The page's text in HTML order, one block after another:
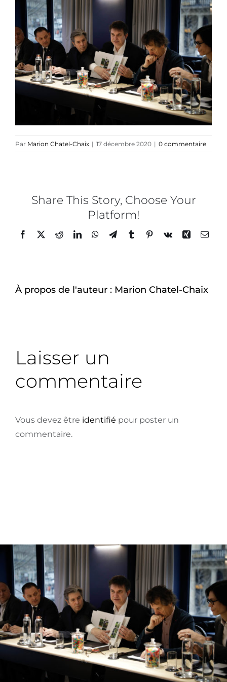
Collaborations
Direction créative
TEDx
À-propos
Par Marion Chatel-Chaix | 17 décembre 2020 | 0 commentaire
Share This Story, Choose Your
Platform!
Facebook
TwitterRedditLinkedInWhatsApp
TelegramTumblrPinterest
Vk Xing Email
À propos de l'auteur : Marion Chatel-Chaix
Laisser un
commentaire
Vous devez être identifié pour poster un
commentaire.